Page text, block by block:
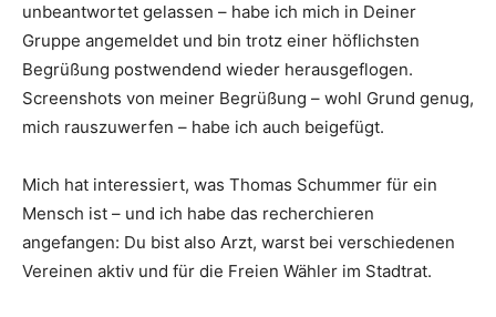
unbeantwortet gelassen – habe ich mich in Deiner
Gruppe angemeldet und bin trotz einer höflichsten
Begrüßung postwendend wieder herausgeflogen.
Screenshots von meiner Begrüßung – wohl Grund genug,
mich rauszuwerfen – habe ich auch beigefügt.
Mich hat interessiert, was Thomas Schummer für ein
Mensch ist – und ich habe das recherchieren
angefangen: Du bist also Arzt, warst bei verschiedenen
Vereinen aktiv und für die Freien Wähler im Stadtrat.